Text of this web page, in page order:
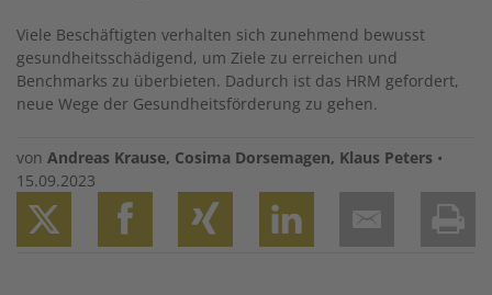
Viele Beschäftigten verhalten sich zunehmend bewusst
gesundheitsschädigend, um Ziele zu erreichen und
Benchmarks zu überbieten. Dadurch ist das HRM gefordert,
neue Wege der Gesundheitsförderung zu gehen.
von Andreas Krause, Cosima Dorsemagen, Klaus Peters •
15.09.2023